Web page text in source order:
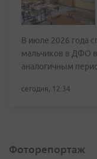
В июле 2026 года
мальчиков в ДФО
аналогичным
сегодня, 12:34
Фоторепортаж